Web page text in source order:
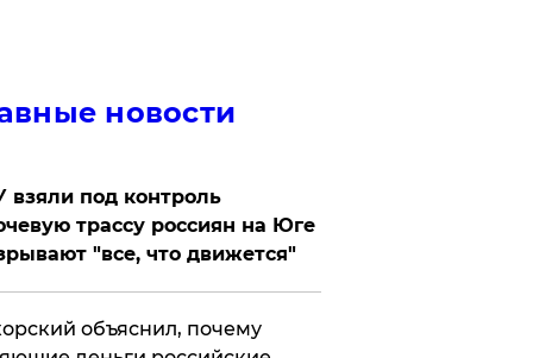
новости
взяли под контроль
трассу россиян на Юге
"все, что движется"
объяснил, почему